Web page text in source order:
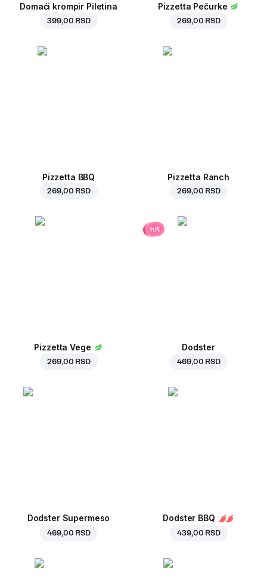
Domaći krompir Piletina
399,00 RSD
Pizzetta Pečurke
269,00 RSD
Pizzetta BBQ
269,00 RSD
Pizzetta Ranch
269,00 RSD
Pizzetta Vege
269,00 RSD
hit
Dodster
469,00 RSD
Dodster Supermeso
469,00 RSD
Dodster BBQ
439,00 RSD